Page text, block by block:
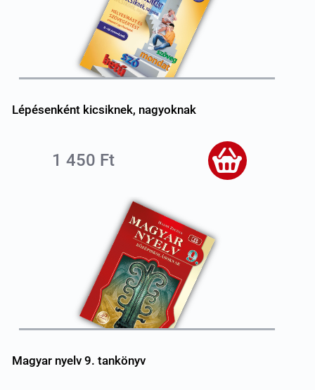
Lépésenként kicsiknek, nagyoknak
1 450 Ft
Magyar nyelv 9. tankönyv